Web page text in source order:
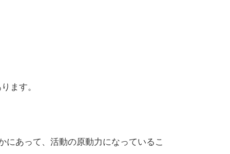
ます。​
にあって、活動の原動力になっているこ